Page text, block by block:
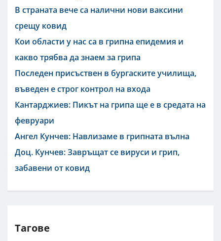
В страната вече са налични нови ваксини
срещу ковид
Кои области у нас са в грипна епидемия и
какво трябва да знаем за грипа
Последен присъствен в бургаските училища,
въведен е строг контрол на входа
Кантарджиев: Пикът на грипа ще е в средата на
февруари
Ангел Кунчев: Навлизаме в грипната вълна
Доц. Кунчев: Завръщат се вируси и грип,
забавени от ковид
Тагове